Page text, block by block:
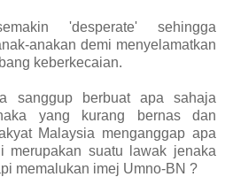
'desperate' sehingga
anakan demi menyelamatkan
keberkecaian.
sanggup berbuat apa sahaja
yang kurang bernas dan
Malaysia menganggap apa
merupakan suatu lawak jenaka
memalukan imej Umno-BN ?